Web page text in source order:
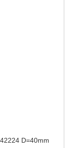
D=40mm